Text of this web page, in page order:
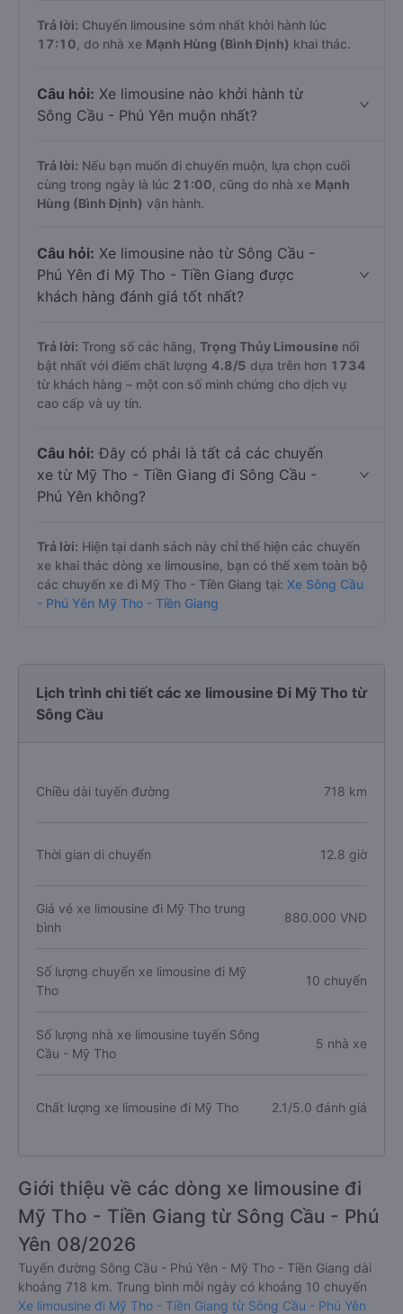
Trả lời: Chuyến limousine sớm nhất khởi hành lúc
17:10 , do nhà xe Mạnh Hùng (Bình Định) khai thác.
Câu hỏi: Xe limousine nào khởi hành từ
Sông Cầu - Phú Yên muộn nhất?
Trả lời: Nếu bạn muốn đi chuyến muộn, lựa chọn cuối
cùng trong ngày là lúc 21:00 , cũng do nhà xe Mạnh
Hùng (Bình Định) vận hành.
Câu hỏi: Xe limousine nào từ Sông Cầu -
Phú Yên đi Mỹ Tho - Tiền Giang được
khách hàng đánh giá tốt nhất?
Trả lời: Trong số các hãng, Trọng Thủy Limousine nổi
bật nhất với điểm chất lượng 4.8/5 dựa trên hơn 1734
từ khách hàng – một con số minh chứng cho dịch vụ
cao cấp và uy tín.
Câu hỏi: Đây có phải là tất cả các chuyến
xe từ Mỹ Tho - Tiền Giang đi Sông Cầu -
Phú Yên không?
Trả lời: Hiện tại danh sách này chỉ thể hiện các chuyến
xe khai thác dòng xe limousine, bạn có thể xem toàn bộ
các chuyến xe đi Mỹ Tho - Tiền Giang tại: Xe Sông Cầu
- Phú Yên Mỹ Tho - Tiền Giang
Lịch trình chi tiết các xe limousine Đi Mỹ Tho từ
Sông Cầu
Chiều dài tuyến đường 718 km
Thời gian di chuyển 12.8 giờ
Giá vé xe limousine đi Mỹ Tho trung
bình
880.000 VNĐ
Số lượng chuyến xe limousine đi Mỹ
Tho
10 chuyến
Số lượng nhà xe limousine tuyến Sông
Cầu - Mỹ Tho
5 nhà xe
Chất lượng xe limousine đi Mỹ Tho 2.1/5.0 đánh giá
Giới thiệu về các dòng xe limousine đi
Mỹ Tho - Tiền Giang từ Sông Cầu - Phú
Yên 08/2026
Tuyến đường Sông Cầu - Phú Yên - Mỹ Tho - Tiền Giang dài
khoảng 718 km. Trung bình mỗi ngày có khoảng 10 chuyến
Xe limousine đi Mỹ Tho - Tiền Giang từ Sông Cầu - Phú Yên